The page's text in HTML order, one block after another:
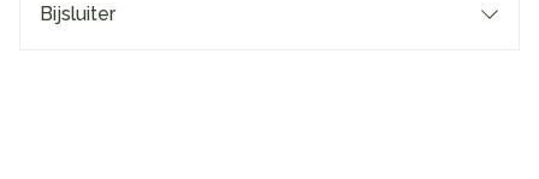
Bijsluiter